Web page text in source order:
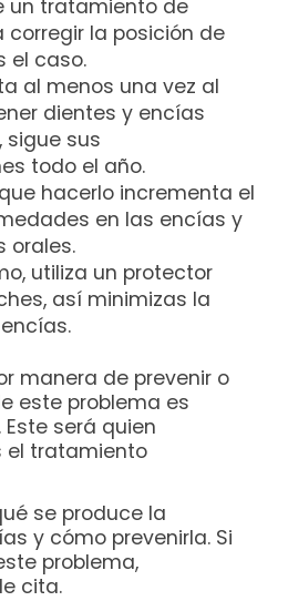
un tratamiento de
corregir la posición de
el caso.
al menos una vez al
dientes y encías
sigue sus
todo el año.
hacerlo incrementa el
en las encías y
orales.
utiliza un protector
así minimizas la
manera de prevenir o
este problema es
será quien
el tratamiento
se produce la
y cómo prevenirla. Si
problema,
cita.